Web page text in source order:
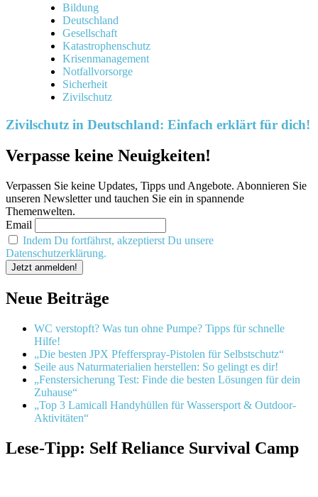
Bildung
Deutschland
Gesellschaft
Katastrophenschutz
Krisenmanagement
Notfallvorsorge
Sicherheit
Zivilschutz
Zivilschutz in Deutschland: Einfach erklärt für dich!
Verpasse keine Neuigkeiten!
Verpassen Sie keine Updates, Tipps und Angebote. Abonnieren Sie
unseren Newsletter und tauchen Sie ein in spannende
Themenwelten.
Email
Indem Du fortfährst, akzeptierst Du unsere
Datenschutzerklärung.
Neue Beiträge
WC verstopft? Was tun ohne Pumpe? Tipps für schnelle
Hilfe!
„Die besten JPX Pfefferspray-Pistolen für Selbstschutz“
Seile aus Naturmaterialien herstellen: So gelingt es dir!
„Fenstersicherung Test: Finde die besten Lösungen für dein
Zuhause“
„Top 3 Lamicall Handyhüllen für Wassersport & Outdoor-
Aktivitäten“
Lese-Tipp: Self Reliance Survival Camp